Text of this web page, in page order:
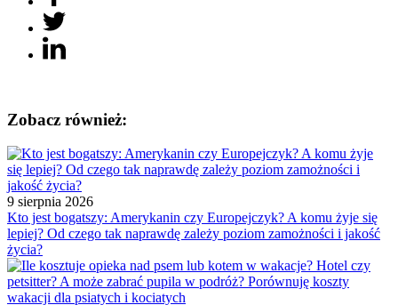
Zobacz również:
9 sierpnia 2026
Kto jest bogatszy: Amerykanin czy Europejczyk? A komu żyje się
lepiej? Od czego tak naprawdę zależy poziom zamożności i jakość
życia?